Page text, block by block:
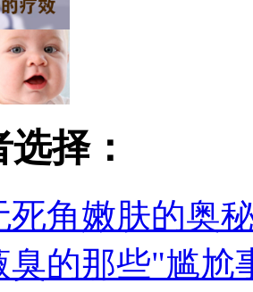
择：
死角嫩肤的奥
臭的那些"尴尬